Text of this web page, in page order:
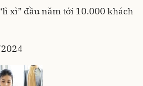
xì” đầu năm tới 10.000 khách